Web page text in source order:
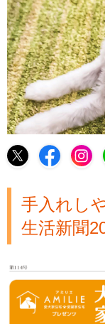
手入れし
生活新聞